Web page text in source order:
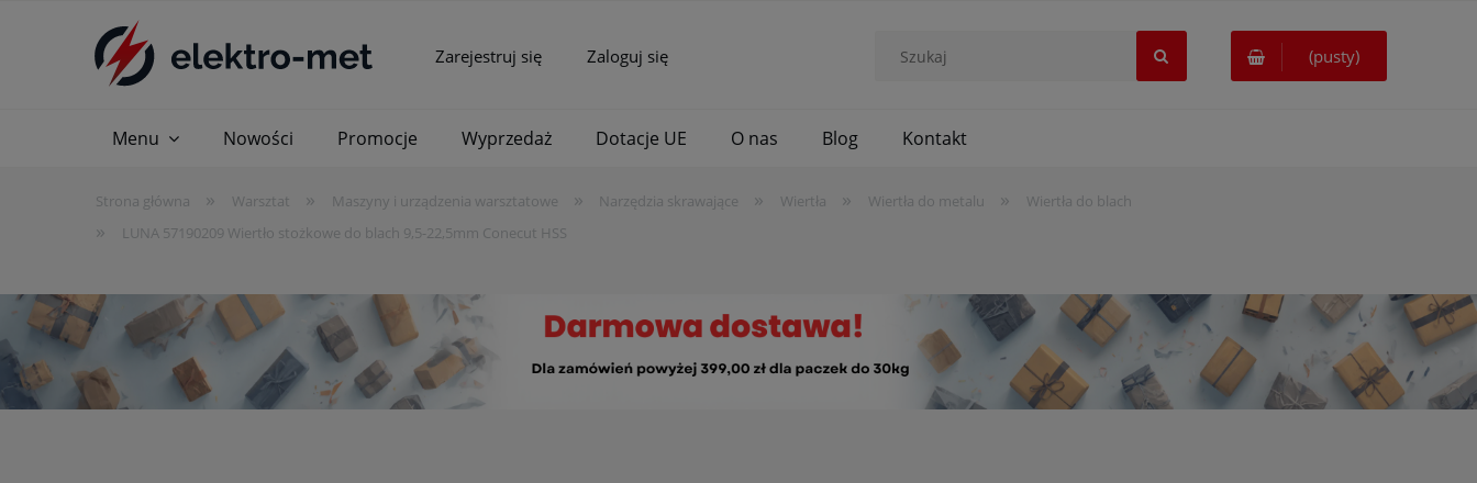
(pusty)
Zarejestruj się Zaloguj się
Menu Nowości Promocje Wyprzedaż Dotacje UE O nas Blog Kontakt
Strona główna » Warsztat » Maszyny i urządzenia warsztatowe » Narzędzia skrawające » Wiertła » Wiertła do metalu » Wiertła do blach
» LUNA 57190209 Wiertło stożkowe do blach 9,5-22,5mm Conecut HSS